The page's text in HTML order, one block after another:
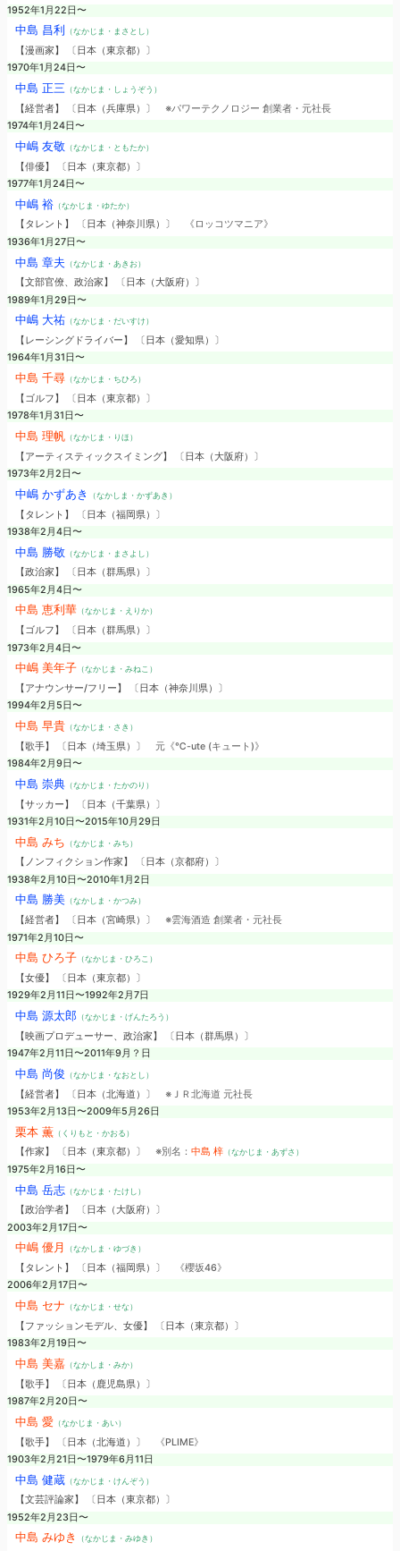
1952年1月22日〜
中島 昌利 （なかじま・まさとし）
【漫画家】 〔日本（東京都）〕
1970年1月24日〜
中島 正三 （なかじま・しょうぞう）
【経営者】 〔日本（兵庫県）〕 ※パワーテクノロジー 創業者・元社長
1974年1月24日〜
中嶋 友敬（なかじま・ともたか）
【俳優】 〔日本（東京都）〕
1977年1月24日〜
中嶋 裕（なかじま・ゆたか）
【タレント】 〔日本（神奈川県）〕
《ロッコツマニア》
1936年1月27日〜
中島 章夫 （なかじま・あきお）
【文部官僚、政治家】 〔日本（大阪府）〕
1989年1月29日〜
中嶋 大祐（なかじま・だいすけ）
【レーシングドライバー】 〔日本（愛知県）〕
1964年1月31日〜
中島 千尋（なかじま・ちひろ）
【ゴルフ】 〔日本（東京都）〕
1978年1月31日〜
中島 理帆（なかじま・りほ）
【アーティスティックスイミング】 〔日本（大阪府）〕
1973年2月2日〜
中嶋 かずあき （なかしま・かずあき）
【タレント】 〔日本（福岡県）〕
1938年2月4日〜
中島 勝敬（なかじま・まさよし）
【政治家】 〔日本（群馬県）〕
1965年2月4日〜
中島 恵利華（なかじま・えりか）
【ゴルフ】 〔日本（群馬県）〕
1973年2月4日〜
中嶋 美年子（なかじま・みねこ）
【アナウンサー/フリー】 〔日本（神奈川県）〕
1994年2月5日〜
中島 早貴（なかじま・さき）
【歌手】 〔日本（埼玉県）〕 元《℃-ute (キュート)》
1984年2月9日〜
中島 崇典（なかじま・たかのり）
【サッカー】 〔日本（千葉県）〕
1931年2月10日〜2015年10月29日
中島 みち （なかじま・みち）
【ノンフィクション作家】 〔日本（京都府）〕
1938年2月10日〜2010年1月2日
中島 勝美（なかしま・かつみ）
【経営者】 〔日本（宮崎県）〕 ※雲海酒造 創業者・元社長
1971年2月10日〜
中島 ひろ子（なかじま・ひろこ）
【女優】 〔日本（東京都）〕
1929年2月11日〜1992年2月7日
中島 源太郎（なかじま・げんたろう）
【映画プロデューサー、政治家】 〔日本（群馬県）〕
1947年2月11日〜2011年9月？日
中島 尚俊 （なかじま・なおとし）
【経営者】 〔日本（北海道）〕 ※ＪＲ北海道 元社長
1953年2月13日〜2009年5月26日
栗本 薫（くりもと・かおる）
【作家】 〔日本（東京都）〕 ※別名： 中島 梓（なかじま・あずさ）
1975年2月16日〜
中島 岳志（なかじま・たけし）
【政治学者】 〔日本（大阪府）〕
2003年2月17日〜
中嶋 優月 （なかしま・ゆづき）
【タレント】 〔日本（福岡県）〕
《櫻坂46》
2006年2月17日〜
中島 セナ （なかじま・せな）
【ファッションモデル、女優】 〔日本（東京都）〕
1983年2月19日〜
中島 美嘉（なかしま・みか）
【歌手】 〔日本（鹿児島県）〕
1987年2月20日〜
中島 愛（なかじま・あい）
【歌手】 〔日本（北海道）〕
《PLIME》
1903年2月21日〜1979年6月11日
中島 健蔵（なかじま・けんぞう）
【文芸評論家】 〔日本（東京都）〕
1952年2月23日〜
中島 みゆき （なかじま・みゆき）